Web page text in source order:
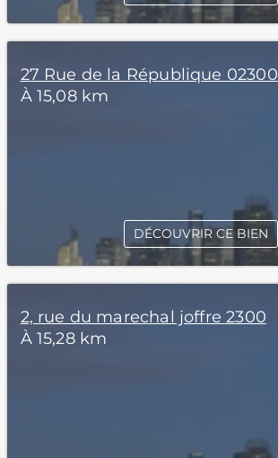
27 Rue de la République 02300
À 15,08 km
DÉCOUVRIR CE BIEN
2, rue du marechal joffre 2300
À 15,28 km